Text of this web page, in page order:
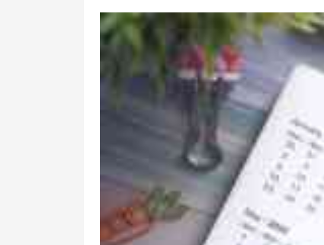
Miqrant qalmaqalının
pərdəarxası: Niyə
Afrikada torpaqları var?